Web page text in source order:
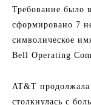
Требование было
сформировано 7
символическое
Bell Operating
AT&T продолжала
столкнулась с